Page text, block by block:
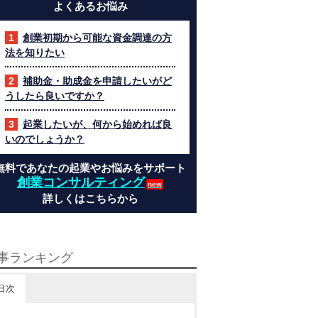
よくあるお悩み
創業初期から可能な資金調達の方
法を知りたい
補助金・助成金を申請したいがど
うしたら良いですか？
起業したいが、何から始めれば良
いのでしょうか？
料であなたの起業やお悩みをサポート
創業コンサルティング
詳しくはこちらから
ランキング
次